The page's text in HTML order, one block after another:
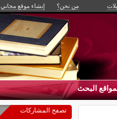
من نحن؟ إنشاء موقع مجاني
البحث
تصفح المشاركات